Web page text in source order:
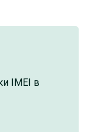
IMEI в